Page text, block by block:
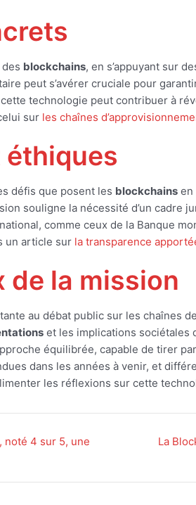
blockchains, en s’appuyant sur
peut s’avérer cruciale pour
technologie peut contribuer à
sur les chaînes
éthiques
défis que posent les blockchains en
souligne la nécessité d’un cadre
comme ceux de la Banque
un article sur la transparence
de la mission
au débat public sur les chaînes
et les implications sociétales
équilibrée, capable de tirer
dans les années à venir, et
les réflexions sur cette
4 sur 5, une La